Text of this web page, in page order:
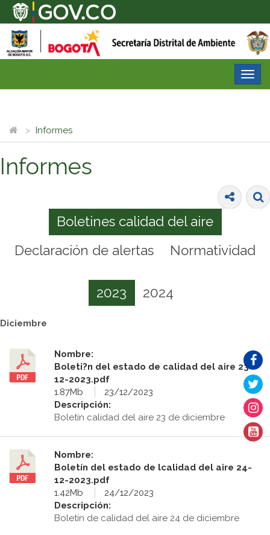
Informes
Informes
Boletines calidad del aire
Declaración de alertas
Normatividad
2023 2024
Diciembre
Nombre:
Boleti?n del estado de calidad del aire 23-
12-2023.pdf
1.87Mb
23/12/2023
Descripción:
Boletín calidad del aire 23 de diciembre
Nombre:
Boletín del estado de lcalidad del aire 24-
12-2023.pdf
1.42Mb
24/12/2023
Descripción:
Boletín de calidad del aire 24 de diciembre